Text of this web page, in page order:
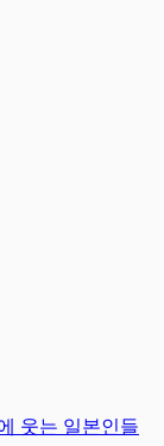
웃는 일본인들